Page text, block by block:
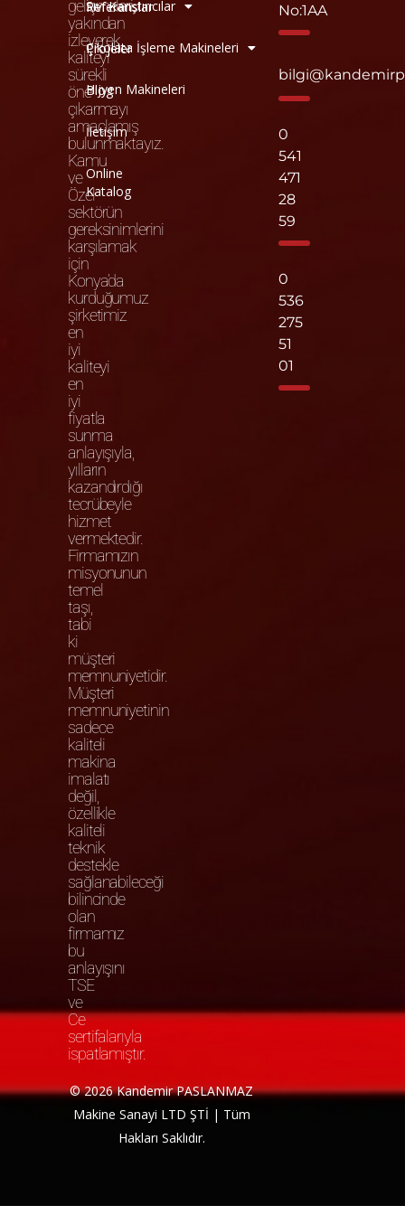
gelişmeleri
yakından
izleyerek
kaliteyi
sürekli
öne
çıkarmayı
amaçlamış
bulunmaktayız.
Kamu
ve
Özel
sektörün
gereksinimlerini
karşılamak
için
Konya’da
kurduğumuz
şirketimiz
en
iyi
kaliteyi
en
iyi
fiyatla
sunma
anlayışıyla,
yılların
kazandırdığı
tecrübeyle
hizmet
vermektedir.
Firmamızın
misyonunun
temel
taşı,
tabi
ki
müşteri
memnuniyetidir.
Müşteri
memnuniyetinin
sadece
kaliteli
makina
imalatı
değil,
özellikle
kaliteli
teknik
destekle
sağlanabileceği
bilincinde
olan
firmamız
bu
anlayışını
TSE
ve
Ce
sertifalarıyla
ispatlamıştır.
Referanslar
Projeler
Blog
İletişim
Online
Katalog
Sıvı Karıştırıcılar
Çikolata İşleme Makineleri
Hijyen Makineleri
No:1AA
0
541
471
28
59
0
536
275
51
01
© 2026 Kandemir PASLANMAZ
Makine Sanayi LTD ŞTİ | Tüm
Hakları Saklıdır.